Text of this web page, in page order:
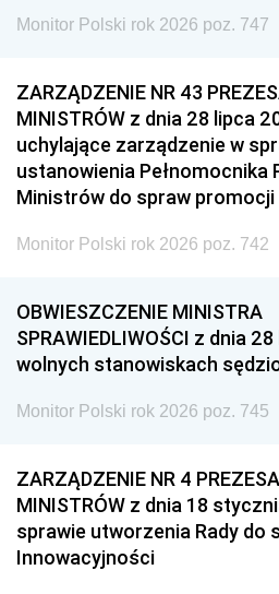
Monitor Polski rok 2026 poz. 747
ZARZĄDZENIE NR 43
MINISTRÓW z dnia 28 lipca
uchylające zarządzenie w
ustanowienia Pełnomocnika
Ministrów do spraw
Monitor Polski rok 2026 poz. 742
OBWIESZCZENIE MINISTRA
SPRAWIEDLIWOŚCI z dnia
wolnych stanowiskach
Monitor Polski rok 2026 poz. 745
ZARZĄDZENIE NR 4
MINISTRÓW z dnia 18
sprawie utworzenia Rady do
Innowacyjności